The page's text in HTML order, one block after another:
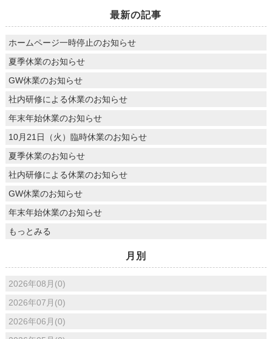
最新の記事
ホームページ一時停止のお知らせ
夏季休業のお知らせ
GW休業のお知らせ
社内研修による休業のお知らせ
年末年始休業のお知らせ
10月21日（火）臨時休業のお知らせ
夏季休業のお知らせ
社内研修による休業のお知らせ
GW休業のお知らせ
年末年始休業のお知らせ
もっとみる
月別
2026年08月(0)
2026年07月(0)
2026年06月(0)